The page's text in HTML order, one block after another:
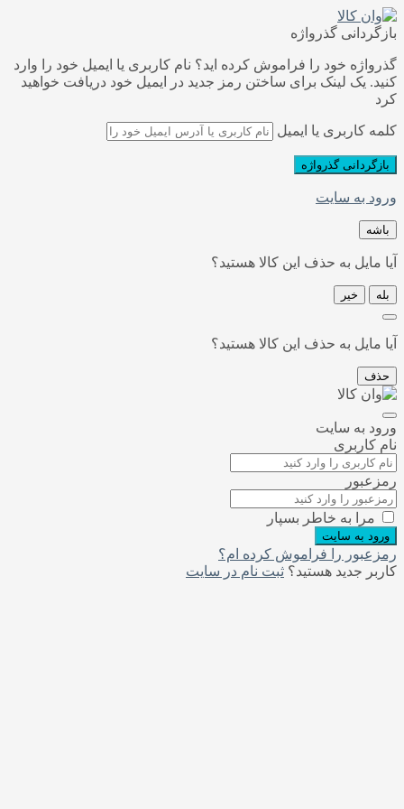
بازگردانی گذرواژه
گذرواژه خود را فراموش کرده اید؟ نام کاربری یا ایمیل خود را وارد
کنید. یک لینک برای ساختن رمز جدید در ایمیل خود دریافت خواهید
کرد
کلمه کاربری یا ایمیل
بازگردانی گذرواژه
ورود به سایت
باشه
آیا مایل به حذف این کالا هستید؟
بله خیر
آیا مایل به حذف این کالا هستید؟
حذف
ورود به سایت
نام کاربری
رمزعبور
مرا به خاطر بسپار
ورود به سایت
رمزعبور را فراموش کرده ام؟
کاربر جدید هستید؟ ثبت نام در سایت